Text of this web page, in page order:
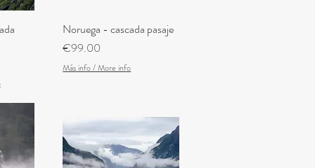
Quick View
Noruega - cascada pasaje
Price
€99.00
Más info / More info